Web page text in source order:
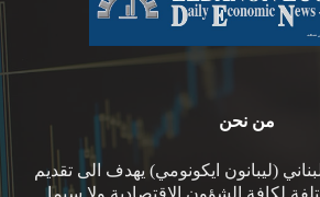
من نحن
(ليبانون ايكونومي) يهدف الى تقديم
لكافة الشؤون الاقتصادية ولا سيما